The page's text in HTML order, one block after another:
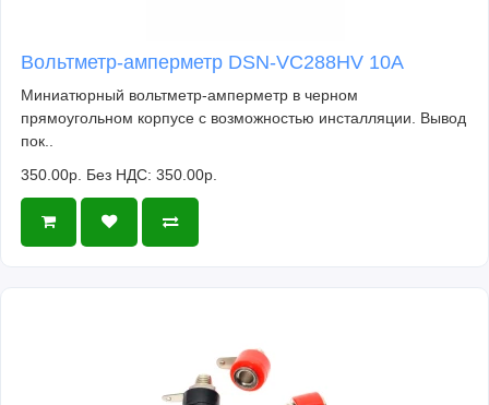
Вольтметр-амперметр DSN-VC288HV 10А
Миниатюрный вольтметр-амперметр в черном
прямоугольном корпусе с возможностью инсталляции. Вывод
пок..
350.00р. Без НДС: 350.00р.